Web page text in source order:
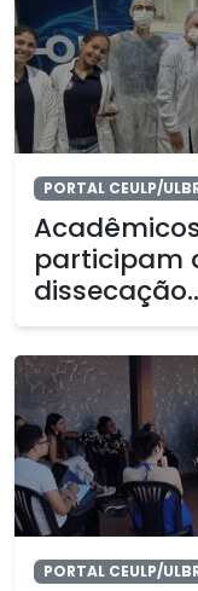
PORTAL CEULP/
participam
PORTAL CEULP/